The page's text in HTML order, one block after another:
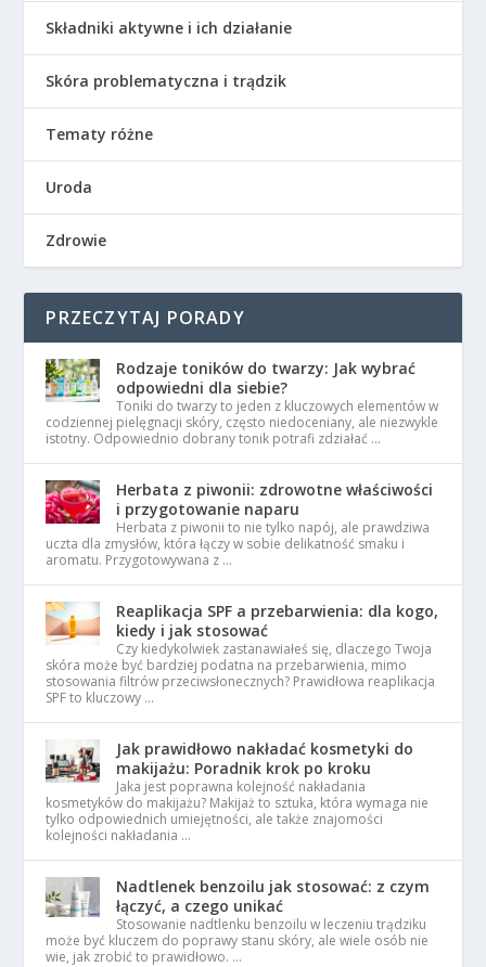
Składniki aktywne i ich działanie
Skóra problematyczna i trądzik
Tematy różne
Uroda
Zdrowie
PRZECZYTAJ PORADY
Rodzaje toników do twarzy: Jak wybrać
odpowiedni dla siebie?
Toniki do twarzy to jeden z kluczowych elementów w
codziennej pielęgnacji skóry, często niedoceniany, ale niezwykle
istotny. Odpowiednio dobrany tonik potrafi zdziałać …
Herbata z piwonii: zdrowotne właściwości
i przygotowanie naparu
Herbata z piwonii to nie tylko napój, ale prawdziwa
uczta dla zmysłów, która łączy w sobie delikatność smaku i
aromatu. Przygotowywana z …
Reaplikacja SPF a przebarwienia: dla kogo,
kiedy i jak stosować
Czy kiedykolwiek zastanawiałeś się, dlaczego Twoja
skóra może być bardziej podatna na przebarwienia, mimo
stosowania filtrów przeciwsłonecznych? Prawidłowa reaplikacja
SPF to kluczowy …
Jak prawidłowo nakładać kosmetyki do
makijażu: Poradnik krok po kroku
Jaka jest poprawna kolejność nakładania
kosmetyków do makijażu? Makijaż to sztuka, która wymaga nie
tylko odpowiednich umiejętności, ale także znajomości
kolejności nakładania …
Nadtlenek benzoilu jak stosować: z czym
łączyć, a czego unikać
Stosowanie nadtlenku benzoilu w leczeniu trądziku
może być kluczem do poprawy stanu skóry, ale wiele osób nie
wie, jak zrobić to prawidłowo. …